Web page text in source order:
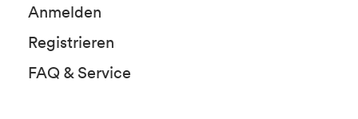
Anmelden
Registrieren
FAQ & Service